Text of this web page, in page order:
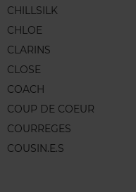
CHILLSILK
CHLOE
CLARINS
CLOSE
COACH
COUP DE COEUR
COURREGES
COUSIN.E.S